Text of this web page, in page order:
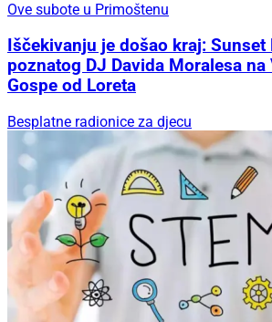
Ove subote u Primoštenu
Iščekivanju je došao kraj:
poznatog DJ Davida Moralesa
Gospe od Loreta
Besplatne radionice za djecu